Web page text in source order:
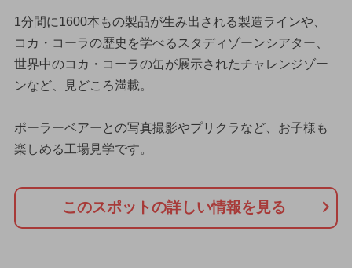
1分間に1600本もの製品が生み出される製造ラインや、
コカ・コーラの歴史を学べるスタディゾーンシアター、
世界中のコカ・コーラの缶が展示されたチャレンジゾー
ンなど、見どころ満載。
ポーラーベアーとの写真撮影やプリクラなど、お子様も
楽しめる工場見学です。
このスポットの詳しい情報を見る